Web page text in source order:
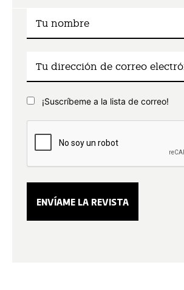
¡Suscríbeme a la lista de correo!